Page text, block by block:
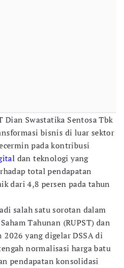
Dian Swastatika Sentosa Tbk
bisnis di luar sektor
pada kontribusi
dan teknologi yang
total pendapatan
dari 4,8 persen pada tahun
salah satu sorotan dalam
Tahunan (RUPST) dan
yang digelar DSSA di
normalisasi harga batu
pendapatan konsolidasi